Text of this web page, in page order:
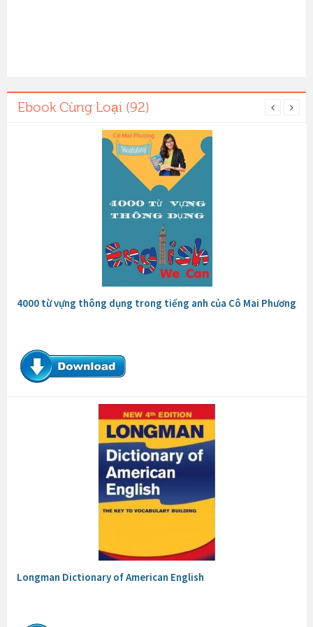
Ebook Cùng Loại (92)
4000 từ vựng thông dụng trong tiếng anh của Cô Mai Phương
Longman Dictionary of American English